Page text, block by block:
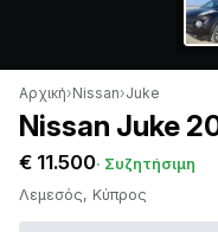
Αρχική›Nissan›Juke
Nissan Juke
€ 11.500· Συζητήσιμη
Λεμεσός, Κύπρος